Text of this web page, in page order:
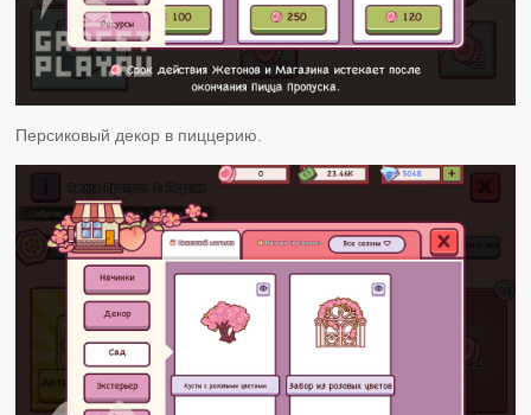
Персиковый декор в пиццерию.